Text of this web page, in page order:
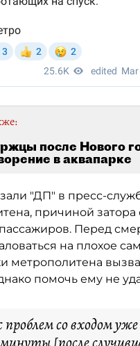
после Нового
в аквапарке
"ДП" в пресс-
причиной затора
Перед
на плохое
метрополитена
помочь ему не
проблем со входом